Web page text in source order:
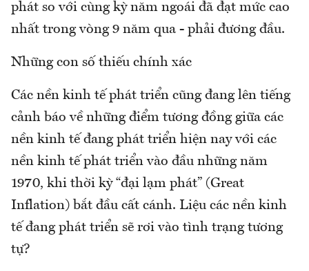
phát so với cùng kỳ năm ngoái đã đạt mức cao
nhất trong vòng 9 năm qua - phải đương đầu.
Những con số thiếu chính xác
Các nền kinh tế phát triển cũng đang lên tiếng
cảnh báo về những điểm tương đồng giữa các
nền kinh tế đang phát triển hiện nay với các
nền kinh tế phát triển vào đầu những năm
1970, khi thời kỳ “đại lạm phát” (Great
Inflation) bắt đầu cất cánh. Liệu các nền kinh
tế đang phát triển sẽ rơi vào tình trạng tương
tự?